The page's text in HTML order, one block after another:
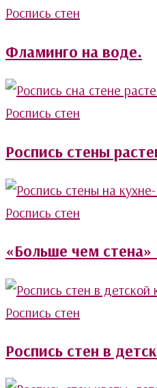
Роспись стен
Фламинго на воде.
Роспись стен
Роспись стены
Роспись стен
«Больше чем стена»
Роспись стен
Роспись стен в